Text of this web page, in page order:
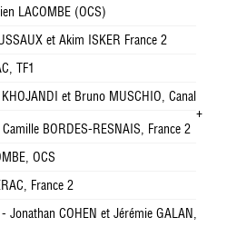
LACOMBE (OCS)
et Akim ISKER France 2
TF1
et Bruno MUSCHIO, Canal
+
BORDES-RESNAIS, France 2
OCS
France 2
- Jonathan COHEN et Jérémie GALAN,